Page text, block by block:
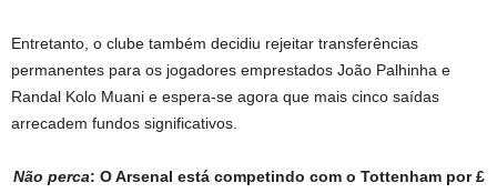
Entretanto, o clube também decidiu rejeitar transferências
permanentes para os jogadores emprestados João Palhinha e
Randal Kolo Muani e espera-se agora que mais cinco saídas
arrecadem fundos significativos.
Não perca: O Arsenal está competindo com o Tottenham por £